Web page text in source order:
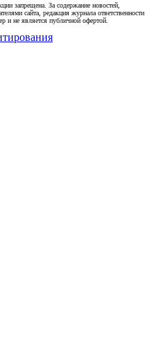
запрещена. За содержание новостей,
сайта, редакция журнала ответственности
и не является публичной офертой.